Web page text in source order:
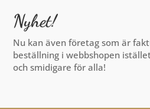
Nyhet!
Nu kan även företag som är
beställning i webbshopen
och smidigare för alla!